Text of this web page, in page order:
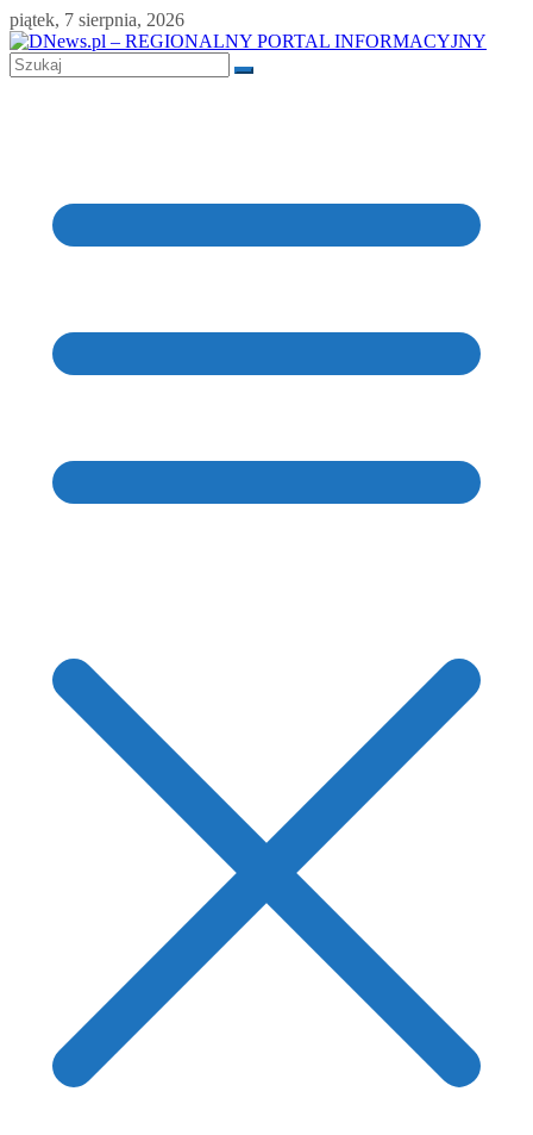
Skip
to
content
piątek, 7 sierpnia, 2026